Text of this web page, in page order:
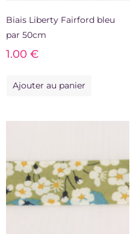
Biais Liberty Fairford bleu
par 50cm
1.00 €
Ajouter au panier